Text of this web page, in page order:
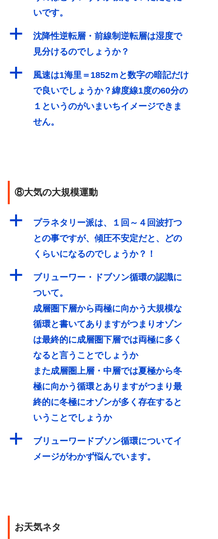
いです。
a
沈降性逆転層・前線制逆転層は湿度で
見分けるのでしょうか？
a
風速は1海里＝1852ｍと数字の暗記だけ
で良いでしょうか？緯度線1度の60分の
１というのがいまいちイメージできま
せん。
⑧大気の大規模運動
a
プラネタリー派は、１回～４回波打つ
との事ですが、傾圧不安定だと、どの
くらいになるのでしょうか？！
a
ブリューワー・ドブソン循環の認識に
ついて。
成層圏下層から両極に向かう大規模な
循環と書いてありますがつまりオゾン
は最終的に成層圏下層では両極に多く
なると言うことでしょうか
また成層圏上層・中層では夏極から冬
極に向かう循環とありますがつまり最
終的に冬極にオゾンが多く存在すると
いうことでしょうか
a
ブリューワードブソン循環についてイ
メージがわかず悩んでいます。
お天気ネタ